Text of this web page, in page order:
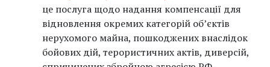
це послуга щодо надання компенсації для
відновлення окремих категорій об’єктів
нерухомого майна, пошкоджених внаслідок
бойових дій, терористичних актів, диверсій,